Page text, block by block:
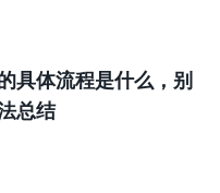
具体流程是什么，别
总结